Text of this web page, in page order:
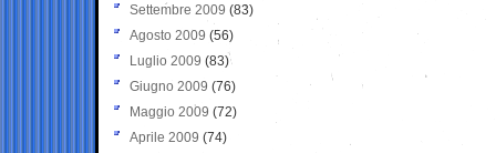
Settembre 2009 (83)
Agosto 2009 (56)
Luglio 2009 (83)
Giugno 2009 (76)
Maggio 2009 (72)
Aprile 2009 (74)